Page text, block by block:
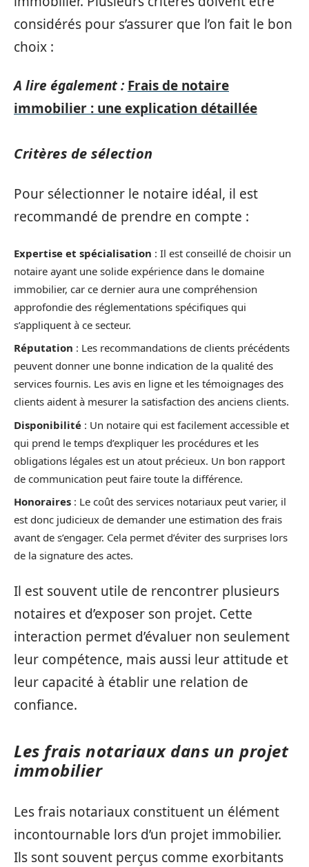
considérés pour s’assurer que l’on fait le bon
choix :
A lire également : Frais de notaire
immobilier : une explication détaillée
Critères de sélection
Pour sélectionner le notaire idéal, il est
recommandé de prendre en compte :
Expertise et spécialisation : Il est conseillé de choisir un
notaire ayant une solide expérience dans le domaine
immobilier, car ce dernier aura une compréhension
approfondie des réglementations spécifiques qui
s’appliquent à ce secteur.
Réputation : Les recommandations de clients précédents
peuvent donner une bonne indication de la qualité des
services fournis. Les avis en ligne et les témoignages des
clients aident à mesurer la satisfaction des anciens clients.
Disponibilité : Un notaire qui est facilement accessible et
qui prend le temps d’expliquer les procédures et les
obligations légales est un atout précieux. Un bon rapport
de communication peut faire toute la différence.
Honoraires : Le coût des services notariaux peut varier, il
est donc judicieux de demander une estimation des frais
avant de s’engager. Cela permet d’éviter des surprises lors
de la signature des actes.
Il est souvent utile de rencontrer plusieurs
notaires et d’exposer son projet. Cette
interaction permet d’évaluer non seulement
leur compétence, mais aussi leur attitude et
leur capacité à établir une relation de
confiance.
Les frais notariaux dans un projet
immobilier
Les frais notariaux constituent un élément
incontournable lors d’un projet immobilier.
Ils sont souvent perçus comme exorbitants